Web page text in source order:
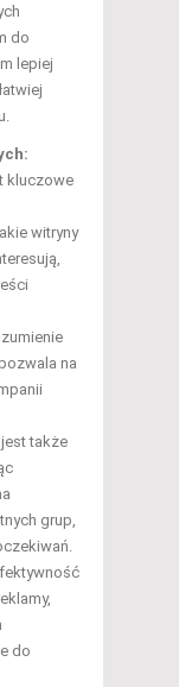
do
lepiej
kluczowe
witryny
na
także
grup,
do